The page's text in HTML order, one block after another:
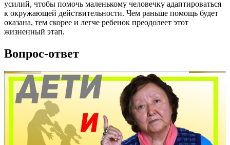
усилий, чтобы помочь маленькому человечку адаптироваться
к окружающей действительности. Чем раньше помощь будет
оказана, тем скорее и легче ребенок преодолеет этот
жизненный этап.
Вопрос-ответ